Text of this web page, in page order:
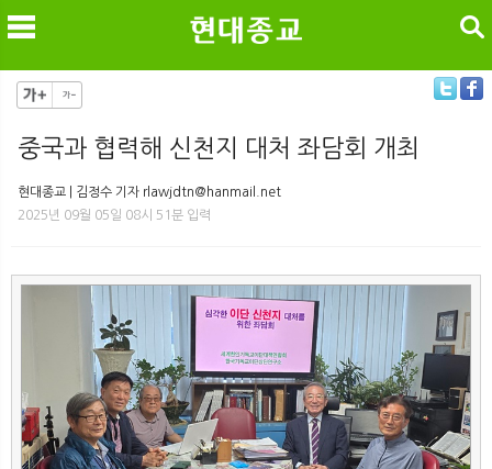
검색
중국과 협력해 신천지 대처 좌담회 개최
현대종교 | 김정수 기자 rlawjdtn@hanmail.net
2025년 09월 05일 08시 51분 입력